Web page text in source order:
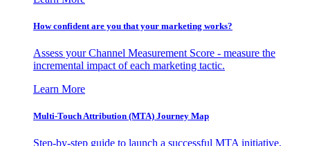
How confident are you that your marketing works?
Assess your Channel Measurement Score - measure the
incremental impact of each marketing tactic.
Learn More
Multi-Touch Attribution (MTA) Journey Map
Step-by-step guide to launch a successful MTA initiative,